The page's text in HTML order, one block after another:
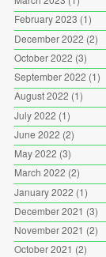
February 2023 (1)
December 2022 (2)
October 2022 (3)
September 2022 (1)
August 2022 (1)
July 2022 (1)
June 2022 (2)
May 2022 (3)
March 2022 (2)
January 2022 (1)
December 2021 (3)
November 2021 (2)
October 2021 (2)